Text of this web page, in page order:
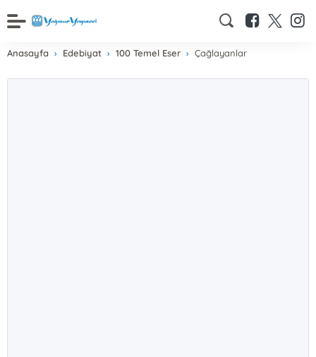
Anasayfa Edebiyat 100 Temel Eser Çağlayanlar